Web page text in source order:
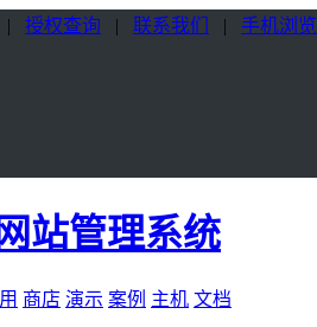
| 授权查询 | 联系我们 | 手机浏览
站管理系统
商店 演示 案例 主机 文档